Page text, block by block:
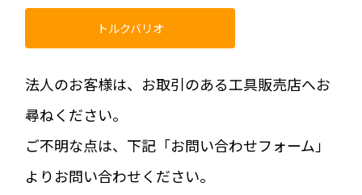
トルクバリオ
法人のお客様は、お取引のある工具販売店へお
尋ねください。
ご不明な点は、下記「お問い合わせフォーム」
よりお問い合わせください。